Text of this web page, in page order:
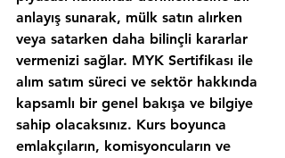
anlayış sunarak, mülk satın alırken
veya satarken daha bilinçli kararlar
vermenizi sağlar. MYK Sertifikası ile
alım satım süreci ve sektör hakkında
kapsamlı bir genel bakışa ve bilgiye
sahip olacaksınız. Kurs boyunca
emlakçıların, komisyoncuların ve